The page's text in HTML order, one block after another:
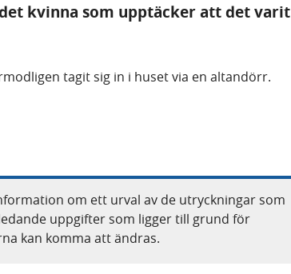
kvinna som upptäcker att det varit
tagit sig in i huset via en altandörr.
om ett urval av de utryckningar som
uppgifter som ligger till grund för
kan komma att ändras.